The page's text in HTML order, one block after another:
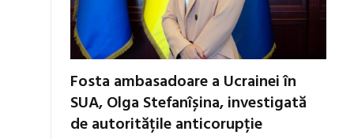
Fosta ambasadoare a Ucrainei în
SUA, Olga Stefanîșina, investigată
de autoritățile anticorupție